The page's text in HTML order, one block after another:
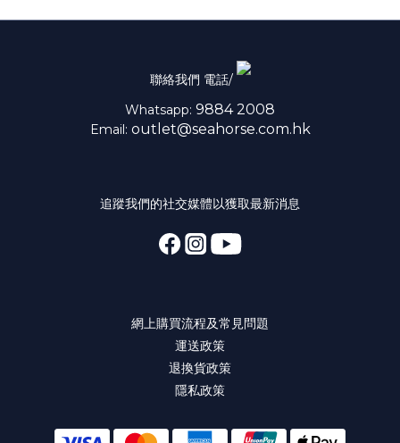
聯絡我們 電話/
Whatsapp: 9884 2008
Email: outlet@seahorse.com.hk
追蹤我們的社交媒體以獲取最新消息
網上購買流程及常見問題
運送政策
退換貨政策
隱私政策